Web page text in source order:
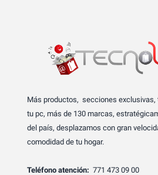
Más productos, secciones exclusivas,
tu pc, más de 130 marcas,
del país, desplazamos con gran
comodidad de tu hogar.
Teléfono atención: 771 473 09 00